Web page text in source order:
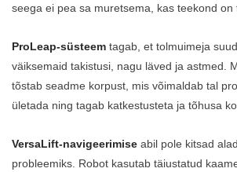
seega ei pea sa muretsema, kas teekond on
ProLeap-süsteem tagab, et tolmuimeja
väiksemaid takistusi, nagu läved ja astmed.
tõstab seadme korpust, mis võimaldab tal
ületada ning tagab katkestusteta ja tõhusa
VersaLift-navigeerimise abil pole kitsad
probleemiks. Robot kasutab täiustatud